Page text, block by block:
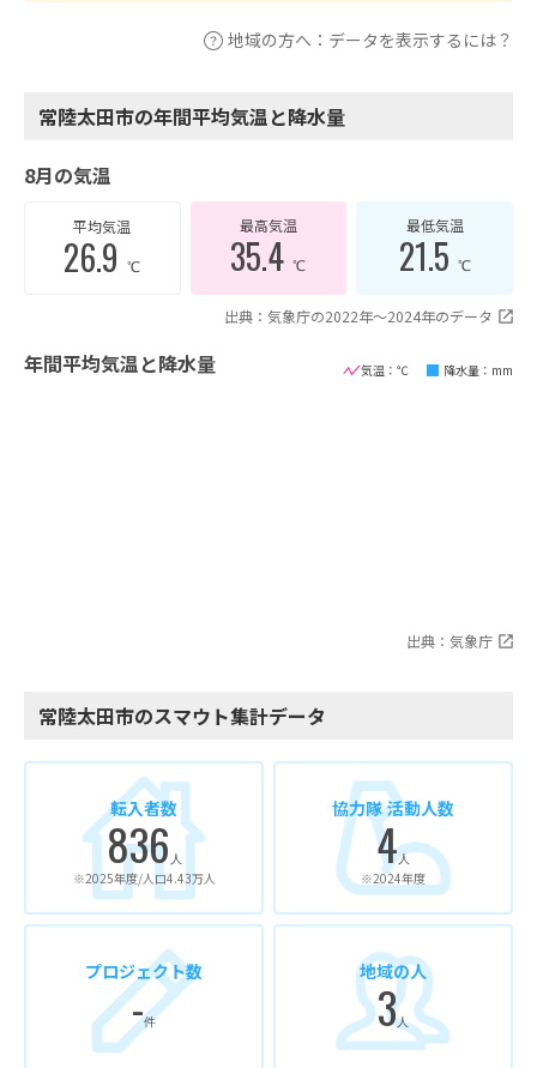
地域の方へ：データを表示するには？
常陸太田市の年間平均気温と降水量
8月の気温
平均気温
26.9℃
最高気温
35.4℃
最低気温
21.5 ℃
出典：気象庁の2022年〜2024年のデータ
年間平均気温と降水量 気温：℃ 降水量：mm
出典：気象庁
常陸太田市のスマウト集計データ
転入者数
836 人
※2025年度/人口4.43万人
協力隊 活動人数
4人
※2024年度
プロジェクト数
-件
地域の人
3人